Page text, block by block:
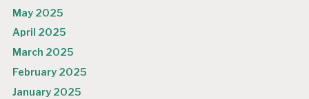
May 2025
April 2025
March 2025
February 2025
January 2025